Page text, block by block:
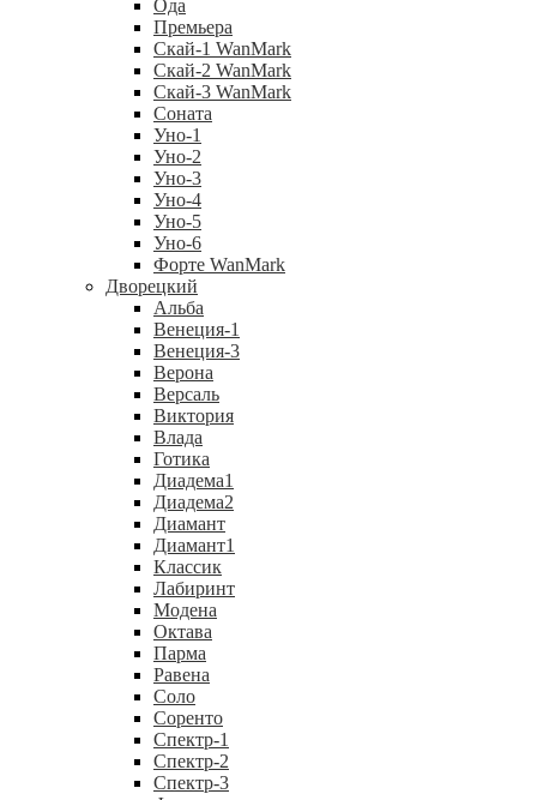
Ода
Премьера
Скай-1 WanMark
Скай-2 WanMark
Скай-3 WanMark
Соната
Уно-1
Уно-2
Уно-3
Уно-4
Уно-5
Уно-6
Форте WanMark
Дворецкий
Альба
Венеция-1
Венеция-3
Верона
Версаль
Виктория
Влада
Готика
Диадема1
Диадема2
Диамант
Диамант1
Классик
Лабиринт
Модена
Октава
Парма
Равена
Соло
Соренто
Спектр-1
Спектр-2
Спектр-3